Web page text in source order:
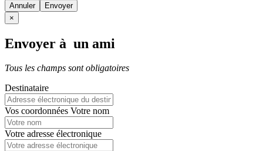
Annuler
×
Envoyer à un ami
Tous les champs sont obligatoires
Destinataire
Vos coordonnées Votre nom
Votre adresse électronique